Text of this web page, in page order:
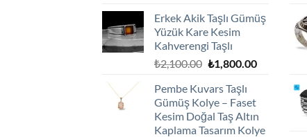
₺2,100.00.fiyat:
₺1,800.00.
Erkek Akik Taşlı Gümüş
Yüzük Kare Kesim
Kahverengi Taşlı
₺2,100.00 Orijinal
₺2,100.00.
₺1,800.00Şu
₺1,800.00.
Pembe Kuvars Taşlı
Gümüş Kolye – Faset
Kesim Doğal Taş Altın
Kaplama Tasarım Kolye